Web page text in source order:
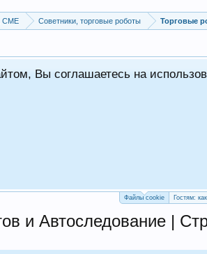
Советники, торговые роботы Торговые
Вы соглашаетесь на
Файлы cookie Гостям:
и Автоследование |